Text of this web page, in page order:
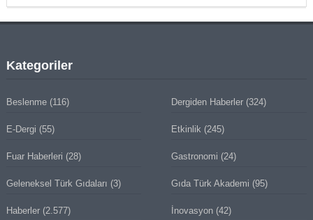
Kategoriler
Beslenme(116) Dergiden Haberler (324)
E-Dergi (55) Etkinlik (245)
Fuar Haberleri (28) Gastronomi (24)
Geleneksel Türk Gıdaları (3) Gıda Türk Akademi (95)
Haberler(2.577) İnovasyon (42)